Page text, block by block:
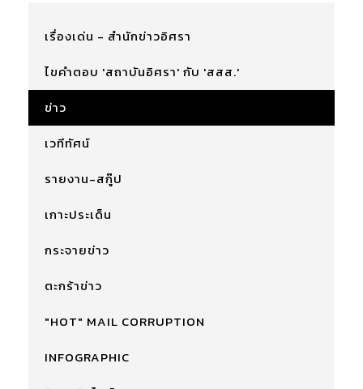
เรื่องเด่น - สำนักข่าวอิศรา
ไขคำตอบ 'สถาบันอิศรา' กับ 'สสส.'
ข่าว
เวทีทัศน์
รายงาน-สกู๊ป
เกาะประเด็น
กระจายข่าว
ตะกร้าข่าว
"HOT" MAIL CORRUPTION
INFOGRAPHIC